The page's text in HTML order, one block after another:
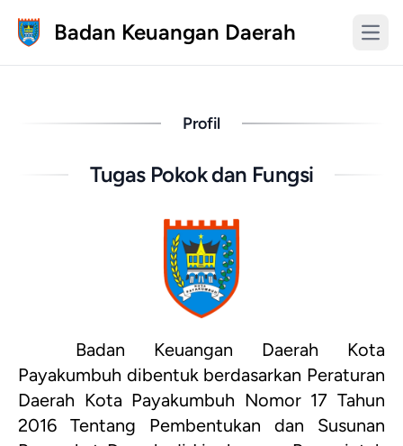
Badan Keuangan Daerah
Profil
Tugas Pokok dan Fungsi
Badan Keuangan Daerah Kota
Payakumbuh dibentuk berdasarkan Peraturan
Daerah Kota Payakumbuh Nomor 17 Tahun
2016 Tentang Pembentukan dan Susunan